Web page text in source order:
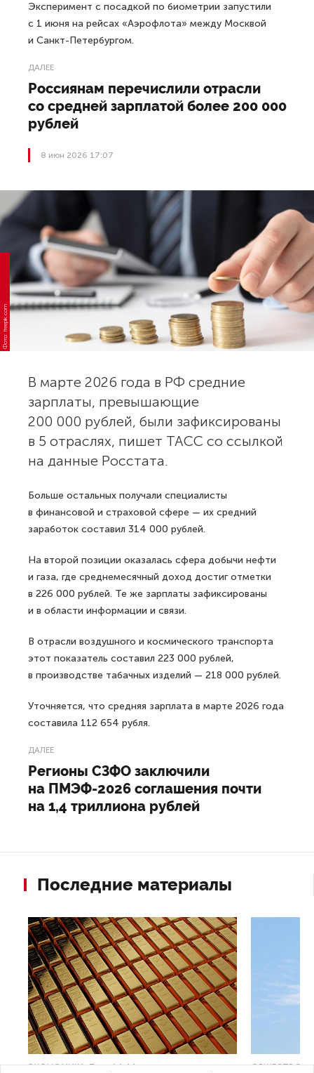
Эксперимент с посадкой по биометрии запустили
с 1 июня на рейсах «Аэрофлота» между Москвой
и Санкт-Петербургом.
ДАЛЕЕ
Россиянам перечислили отрасли
со средней зарплатой более 200 000
рублей
8 июн 2026 17:07
Фото: freepik.com
В марте 2026 года в РФ средние
зарплаты, превышающие
200 000 рублей, были зафиксированы
в 5 отраслях, пишет ТАСС со ссылкой
на данные Росстата.
Больше остальных получали специалисты
в финансовой и страховой сфере — их средний
заработок составил 314 000 рублей.
На второй позиции оказалась сфера добычи нефти
и газа, где среднемесячный доход достиг отметки
в 226 000 рублей. Те же зарплаты зафиксированы
и в области информации и связи.
В отрасли воздушного и космического транспорта
этот показатель составил 223 000 рублей,
в производстве табачных изделий — 218 000 рублей.
Уточняется, что средняя зарплата в марте 2026 года
составила 112 654 рубля.
ДАЛЕЕ
Регионы СЗФО заключили
на ПМЭФ-2026 соглашения почти
на 1,4 триллиона рублей
Последние материалы
ЭКОНОМИКА ,7 авг 14:44 ОБЩЕСТВО